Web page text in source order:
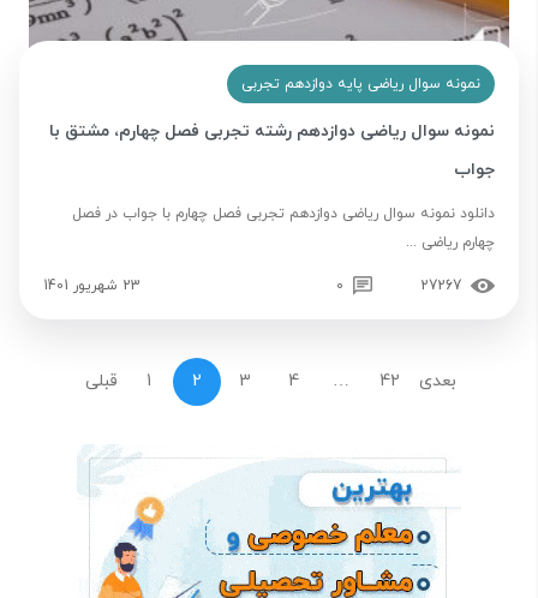
نمونه سوال ریاضی پایه دوازدهم تجربی
نمونه سوال ریاضی دوازدهم رشته تجربی فصل چهارم، مشتق با
جواب
دانلود نمونه سوال ریاضی دوازدهم تجربی فصل چهارم با جواب در فصل
چهارم ریاضی ...
27267
0 23 شهریور 1401
قبلی 1 2 3 4 … 42 بعدی